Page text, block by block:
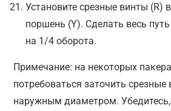
Установите срезные винты (R)
поршень (Y). Сделать весь путь
на 1/4 оборота.
Примечание: на некоторых
потребоваться заточить
наружным диаметром. Убедитесь,